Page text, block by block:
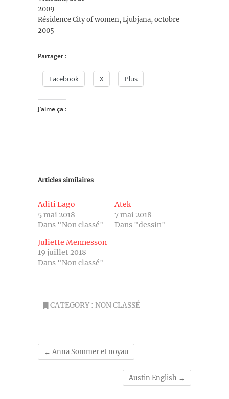
2009
Résidence City of women, Ljubjana, octobre
2005
Partager :
Facebook X Plus
J’aime ça :
Articles similaires
Aditi Lago
5 mai 2018
Dans "Non classé"
Atek
7 mai 2018
Dans "dessin"
Juliette Mennesson
19 juillet 2018
Dans "Non classé"
CATEGORY : NON CLASSÉ
← Anna Sommer et noyau
Austin English →